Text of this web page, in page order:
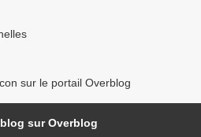
sur le portail Overblog
sur Overblog